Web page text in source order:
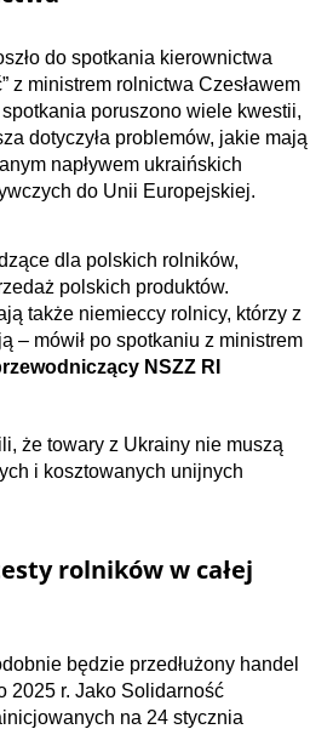
do spotkania kierownictwa
z ministrem rolnictwa Czesławem
poruszono wiele kwestii,
dotyczyła problemów, jakie mają
napływem ukraińskich
do Unii Europejskiej.
dla polskich rolników,
polskich produktów.
także niemieccy rolnicy, którzy z
– mówił po spotkaniu z ministrem
NSZZ RI
że towary z Ukrainy nie muszą
i kosztowanych unijnych
rolników w całej
będzie przedłużony handel
2025 r. Jako Solidarność
na 24 stycznia